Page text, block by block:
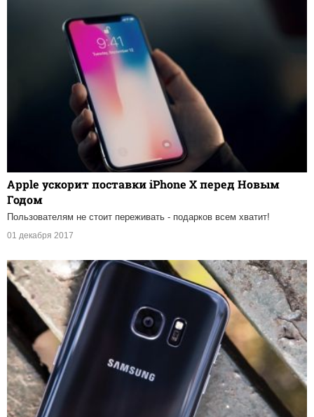
Apple ускорит поставки iPhone X перед Новым
Годом
Пользователям не стоит переживать - подарков всем хватит!
01 декабря 2017